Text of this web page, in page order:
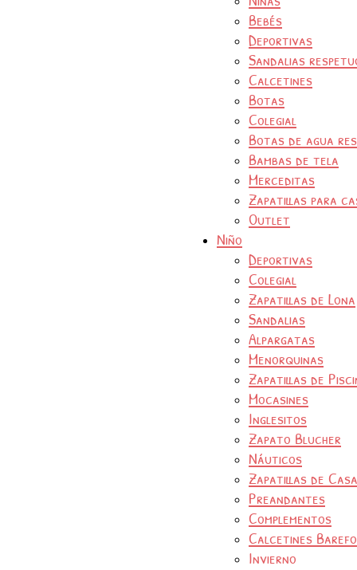
Bebés
Deportivas
Sandalias
Calcetines
Botas
Colegial
Botas de agua
Bambas de tela
Merceditas
Zapatillas para
Outlet
Niño
Deportivas
Colegial
Zapatillas de Lona
Sandalias
Alpargatas
Menorquinas
Zapatillas de
Mocasines
Inglesitos
Zapato Blucher
Náuticos
Zapatillas de Casa
Preandantes
Complementos
Calcetines
Invierno